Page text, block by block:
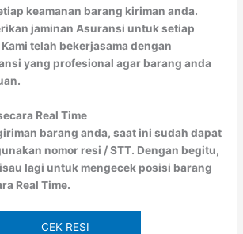
keamanan barang kiriman anda.
jaminan Asuransi untuk setiap
telah bekerjasama dengan
yang profesional agar barang anda
Real Time
barang anda, saat ini sudah dapat
nomor resi / STT. Dengan begitu,
lagi untuk mengecek posisi barang
Real Time.
CEK RESI